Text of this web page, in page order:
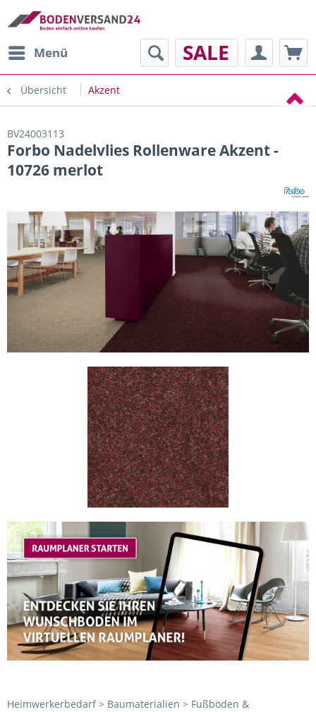
Menü SALE
Übersicht Akzent
BV24003113
Forbo Nadelvlies Rollenware Akzent -
10726 merlot
Heimwerkerbedarf > Baumaterialien > Fußböden &